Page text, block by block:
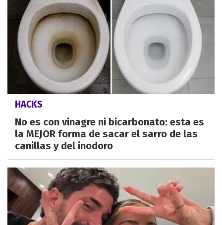
HACKS
No es con vinagre ni bicarbonato: esta es
la MEJOR forma de sacar el sarro de las
canillas y del inodoro